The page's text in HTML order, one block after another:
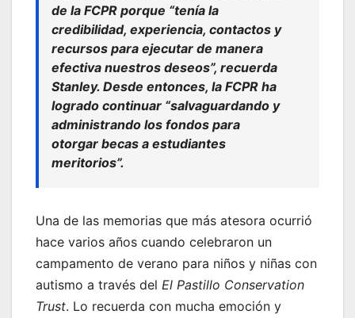
de la FCPR porque “tenía la
credibilidad, experiencia, contactos y
recursos para ejecutar de manera
efectiva nuestros deseos”, recuerda
Stanley. Desde entonces, la FCPR ha
logrado continuar “salvaguardando y
administrando los fondos para
otorgar becas a estudiantes
meritorios”.
Una de las memorias que más atesora ocurrió
hace varios años cuando celebraron un
campamento de verano para niños y niñas con
autismo a través del El Pastillo Conservation
Trust. Lo recuerda con mucha emoción y